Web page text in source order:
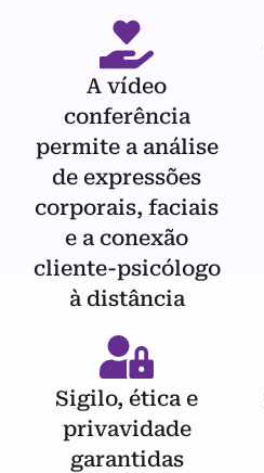
A vídeo
conferência
permite a análise
de expressões
corporais, faciais
e a conexão
cliente-psicólogo
à distância
Sigilo, ética e
privavidade
garantidas